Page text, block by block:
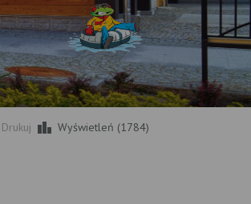
Drukuj Wyświetleń (1784)